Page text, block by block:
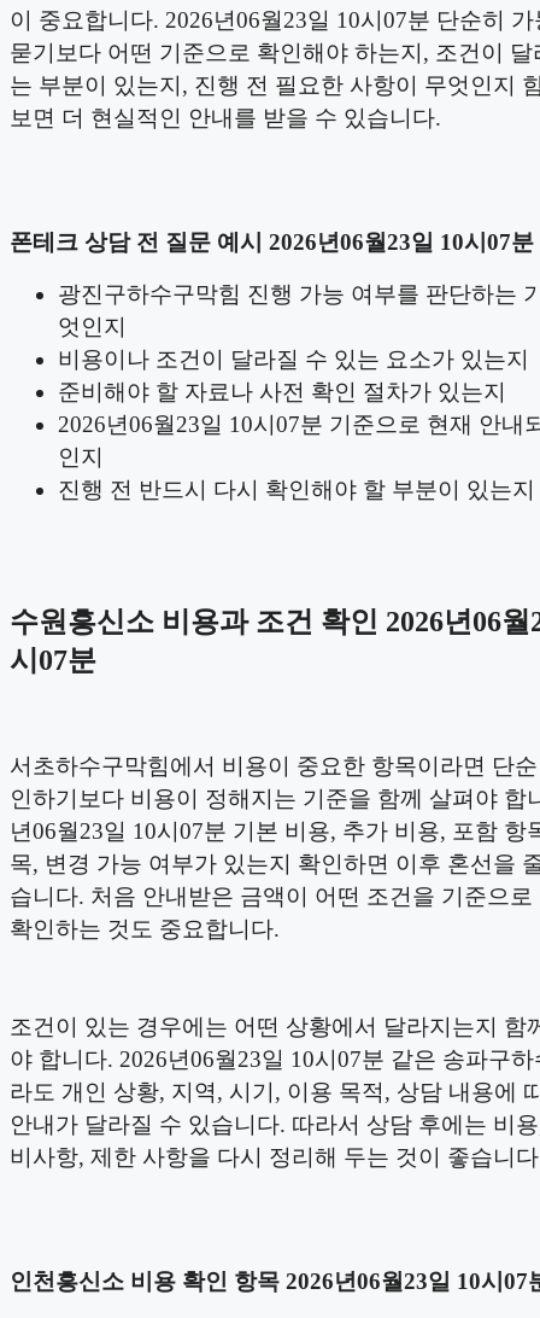
이 중요합니다. 2026년06월23일 10시07분 단순히
묻기보다 어떤 기준으로 확인해야 하는지, 조건이 달
는 부분이 있는지, 진행 전 필요한 사항이 무엇인지
보면 더 현실적인 안내를 받을 수 있습니다.
폰테크 상담 전 질문 예시 2026년06월23일 10시07분
광진구하수구막힘 진행 가능 여부를 판단하는
엇인지
비용이나 조건이 달라질 수 있는 요소가 있는지
준비해야 할 자료나 사전 확인 절차가 있는지
2026년06월23일 10시07분 기준으로 현재 안내
인지
진행 전 반드시 다시 확인해야 할 부분이 있는지
수원흥신소 비용과 조건 확인 2026년06월
시07분
서초하수구막힘에서 비용이 중요한 항목이라면 단
인하기보다 비용이 정해지는 기준을 함께 살펴야 합
년06월23일 10시07분 기본 비용, 추가 비용, 포함 항
목, 변경 가능 여부가 있는지 확인하면 이후 혼선을
습니다. 처음 안내받은 금액이 어떤 조건을 기준으로
확인하는 것도 중요합니다.
조건이 있는 경우에는 어떤 상황에서 달라지는지 함
야 합니다. 2026년06월23일 10시07분 같은 송파구
라도 개인 상황, 지역, 시기, 이용 목적, 상담 내용에
안내가 달라질 수 있습니다. 따라서 상담 후에는 비
비사항, 제한 사항을 다시 정리해 두는 것이 좋습니
인천흥신소 비용 확인 항목 2026년06월23일 10시07